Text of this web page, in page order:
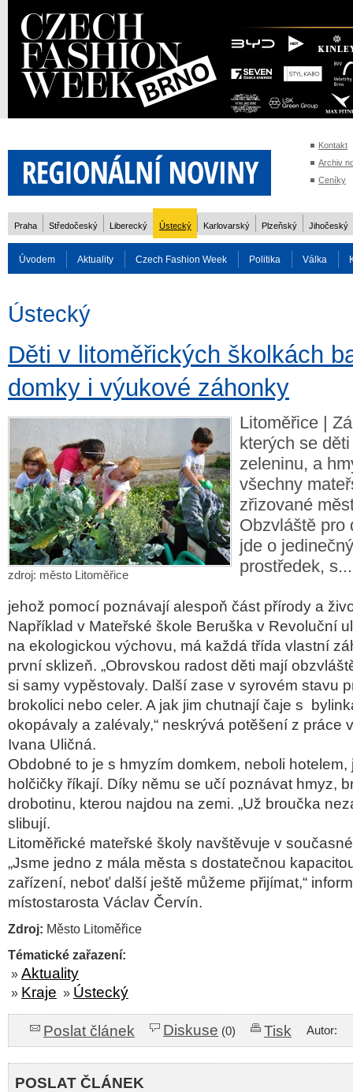
Kontakt
Archiv
Ceníky
Praha Středočeský Liberecký Ústecký Karlovarský Plzeňský Jihočeský
Úvodem Aktuality Czech Fashion Week Politika Válka
Ústecký
Děti v litoměřických školkách
domky i výukové záhonky
zdroj: město Litoměřice
Litoměřice |
kterých se
zeleninu, a
všechny
zřizované
Obzvláště pro
jde o
prostředek, s...
jehož pomocí poznávají alespoň část přírody a
Například v Mateřské škole Beruška v Revoluční
na ekologickou výchovu, má každá třída vlastní
první sklizeň. „Obrovskou radost děti mají
si samy vypěstovaly. Další zase v syrovém stavu
brokolici nebo celer. A jak jim chutnají čaje s
okopávaly a zalévaly,“ neskrývá potěšení z práce
Ivana Uličná.
Obdobné to je s hmyzím domkem, neboli hotelem,
holčičky říkají. Díky němu se učí poznávat hmyz,
drobotinu, kterou najdou na zemi. „Už broučka
slibují.
Litoměřické mateřské školy navštěvuje v
„Jsme jedno z mála města s dostatečnou
zařízení, neboť další ještě můžeme přijímat,“
místostarosta Václav Červín.
Zdroj: Město Litoměřice
Tématické zařazení:
» Aktuality
» Kraje » Ústecký
Poslat článek Diskuse (0) Tisk Autor:
POSLAT ČLÁNEK